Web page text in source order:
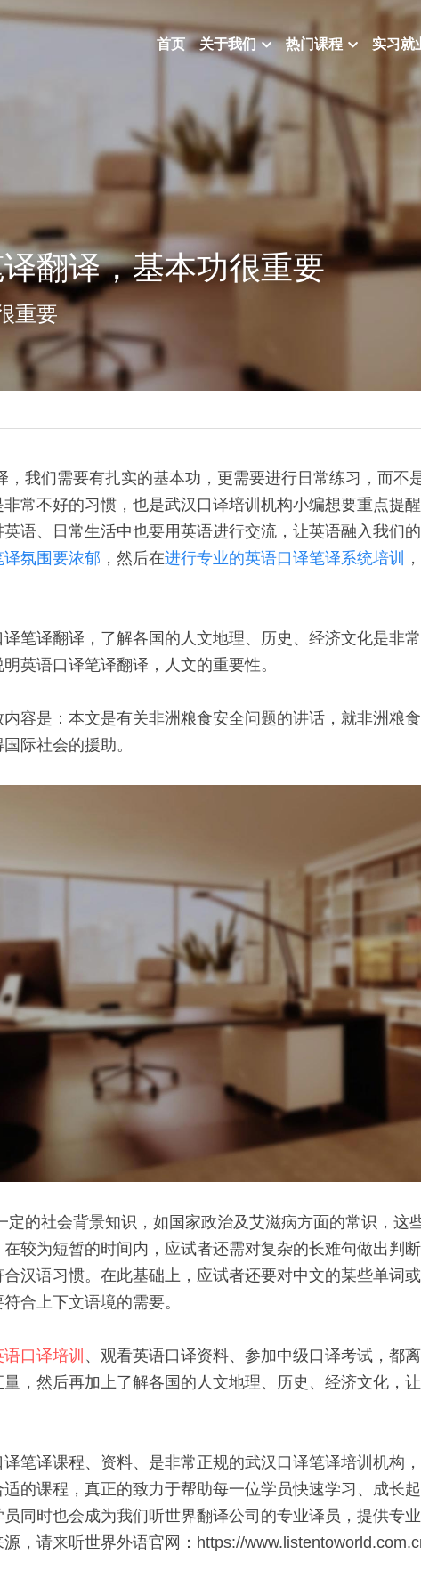
首页 关于我们 热门课程 实习就
翻译，基本功很重要
重要
，我们需要有扎实的基本功，更需要进行日常练习，而不
常不好的习惯，也是武汉口译培训机构小编想要重点提
语、日常生活中也要用英语进行交流，让英语融入我们
氛围要浓郁 ，然后在进行专业的英语口译笔译系统培训
笔译翻译，了解各国的人文地理、历史、经济文化是非常
英语口译笔译翻译，人文的重要性。
容是：本文是有关非洲粮食安全问题的讲话，就非洲粮
际社会的援助。
较为短暂的时间内，应试者还需对复杂的长难句做出判
汉语习惯。在此基础上，应试者还要对中文的某些单词
合上下文语境的需要。
语口译培训 、观看英语口译资料、参加中级口译考试，都离
，然后再加上了解各国的人文地理、历史、经济文化，
笔译课程、资料、是非常正规的武汉口译笔译培训机构
的课程，真正的致力于帮助每一位学员快速学习、成长
同时也会成为我们听世界翻译公司的专业译员，提供专业
，请来听世界外语官网：https://